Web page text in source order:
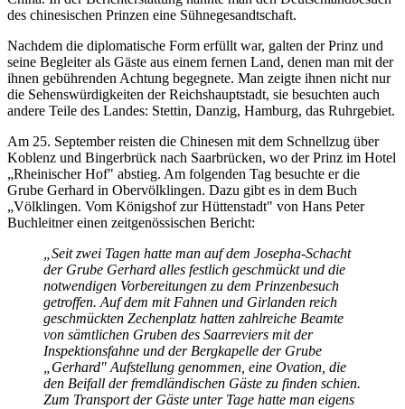
des chinesischen Prinzen eine Sühnegesandtschaft.
Nachdem die diplomatische Form erfüllt war, galten der Prinz und
seine Begleiter als Gäste aus einem fernen Land, denen man mit der
ihnen gebührenden Achtung begegnete. Man zeigte ihnen nicht nur
die Sehenswürdigkeiten der Reichshauptstadt, sie besuchten auch
andere Teile des Landes: Stettin, Danzig, Hamburg, das Ruhrgebiet.
Am 25. September reisten die Chinesen mit dem Schnellzug über
Koblenz und Bingerbrück nach Saarbrücken, wo der Prinz im Hotel
„Rheinischer Hof" abstieg. Am folgenden Tag besuchte er die
Grube Gerhard in Obervölklingen. Dazu gibt es in dem Buch
„Völklingen. Vom Königshof zur Hüttenstadt" von Hans Peter
Buchleitner einen zeitgenössischen Bericht:
„Seit zwei Tagen hatte man auf dem Josepha-Schacht
der Grube Gerhard alles festlich geschmückt und die
notwendigen Vorbereitungen zu dem Prinzenbesuch
getroffen. Auf dem mit Fahnen und Girlanden reich
geschmückten Zechenplatz hatten zahlreiche Beamte
von sämtlichen Gruben des Saarreviers mit der
Inspektionsfahne und der Bergkapelle der Grube
„Gerhard" Aufstellung genommen, eine Ovation, die
den Beifall der fremdländischen Gäste zu finden schien.
Zum Transport der Gäste unter Tage hatte man eigens